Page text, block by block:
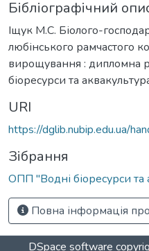
Бібліографічний
Іщук М.С. Біолого-
любінського рамчастого
вирощування : дипломна
біоресурси та
URI
https://dglib.nubip.edu.ua/
Зібрання
ОПП "Водні біоресурси та
Повна інформація
DSpace software